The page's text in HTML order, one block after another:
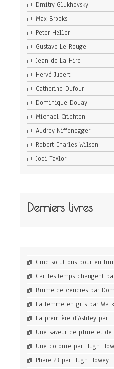
Dmitry Glukhovsky
Max Brooks
Peter Heller
Gustave Le Rouge
Jean de La Hire
Hervé Jubert
Catherine Dufour
Dominique Douay
Michael Crichton
Audrey Niffenegger
Robert Charles Wilson
Jodi Taylor
Derniers livres
Cinq solutions pour en
Car les temps changent
Brume de cendres par
La femme en gris par
La première d’Ashley par
Une saveur de pluie et de
Une colonie par Hugh
Phare 23 par Hugh Howey